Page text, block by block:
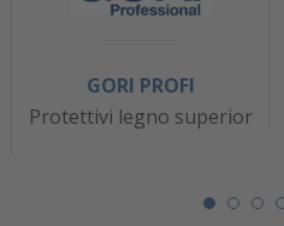
GORI PROFI
Protettivi legno superior